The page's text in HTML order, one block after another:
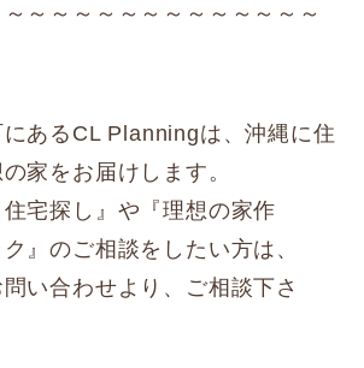
～～～～～～～～～～～～～
あるCL Planningは、沖縄に住
家をお届けします。
住宅探し』や『理想の家作
』のご相談をしたい方は、
い合わせより、ご相談下さ